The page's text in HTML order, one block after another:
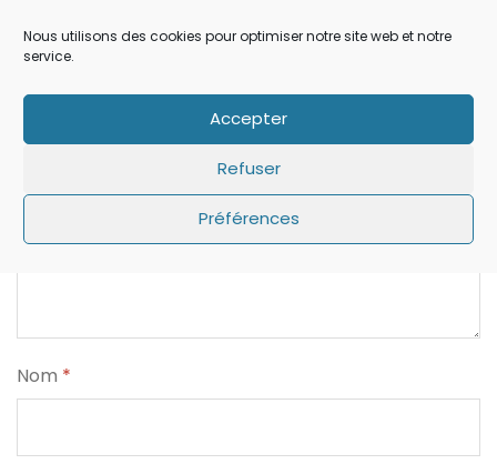
Nous utilisons des cookies pour optimiser notre site web et notre
service.
Accepter
Refuser
Préférences
champs obligatoires sont indiqués avec*
Nom *